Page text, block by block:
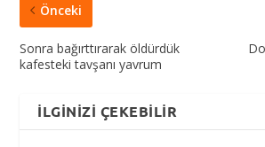
Önceki
Sonra bağırttırarak öldürdük
kafesteki tavşanı yavrum
İLGINIZI ÇEKEBILIR